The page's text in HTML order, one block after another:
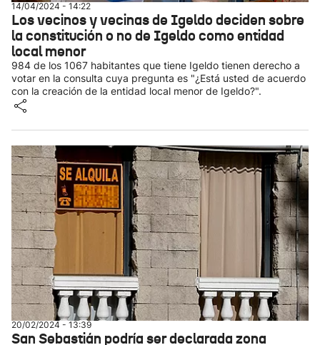
14/04/2024 - 14:22
Los vecinos y vecinas de Igeldo deciden sobre
la constitución o no de Igeldo como entidad
local menor
984 de los 1067 habitantes que tiene Igeldo tienen derecho a
votar en la consulta cuya pregunta es "¿Está usted de acuerdo
con la creación de la entidad local menor de Igeldo?".
20/02/2024 - 13:39
San Sebastián podría ser declarada zona